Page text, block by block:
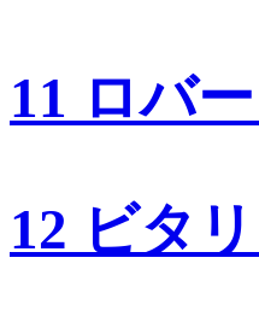
11 ロバ
12 ビタ